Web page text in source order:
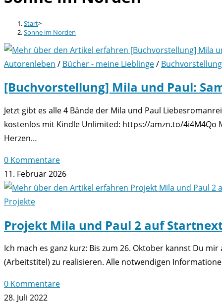
Start>
Sonne im Norden
Autorenleben / Bücher - meine Lieblinge/ Buchvorstellung
[Buchvorstellung] Mila und Paul:
Jetzt gibt es alle 4 Bände der Mila und Paul
kostenlos mit Kindle Unlimited: https://amzn.to/4i4M4Qo
Herzen…
0 Kommentare
11. Februar 2026
Projekte
Projekt Mila und Paul 2 auf
Ich mach es ganz kurz: Bis zum 26. Oktober kannst Du
(Arbeitstitel) zu realisieren. Alle notwendigen
0 Kommentare
28. Juli 2022